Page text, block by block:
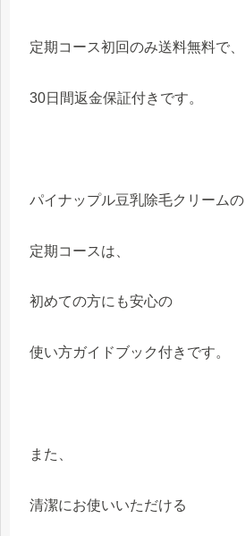
定期コース初回のみ送料無料で、
30日間返金保証付きです。
パイナップル豆乳除毛クリームの
定期コースは、
初めての方にも安心の
使い方ガイドブック付きです。
また、
清潔にお使いいただける